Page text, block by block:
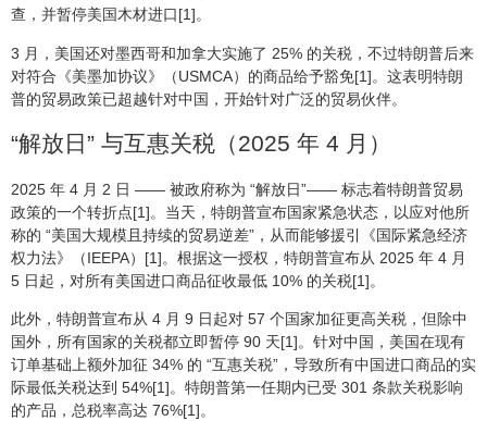
查，并暂停美国木材进口[1]。
3 月，美国还对墨西哥和加拿大实施了 25% 的关税，不过特朗普后来
对符合《美墨加协议》（USMCA）的商品给予豁免[1]。这表明特朗
普的贸易政策已超越针对中国，开始针对广泛的贸易伙伴。
“解放日” 与互惠关税（2025 年 4 月）
2025 年 4 月 2 日 —— 被政府称为 “解放日”—— 标志着特朗普贸易
政策的一个转折点[1]。当天，特朗普宣布国家紧急状态，以应对他所
称的 “美国大规模且持续的贸易逆差”，从而能够援引《国际紧急经济
权力法》（IEEPA）[1]。根据这一授权，特朗普宣布从 2025 年 4 月
5 日起，对所有美国进口商品征收最低 10% 的关税[1]。
此外，特朗普宣布从 4 月 9 日起对 57 个国家加征更高关税，但除中
国外，所有国家的关税都立即暂停 90 天[1]。针对中国，美国在现有
订单基础上额外加征 34% 的 “互惠关税”，导致所有中国进口商品的实
际最低关税达到 54%[1]。特朗普第一任期内已受 301 条款关税影响
的产品，总税率高达 76%[1]。